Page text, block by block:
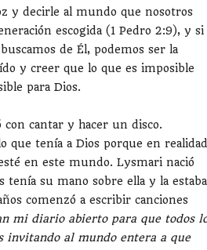
y decirle al mundo que nosotros
escogida (1 Pedro 2:9), y si
de Él, podemos ser la
y creer que lo que es imposible
para Dios.
cantar y hacer un disco.
que tenía a Dios porque en realidad
en este mundo. Lysmari nació
tenía su mano sobre ella y la estaba
comenzó a escribir canciones
mi diario abierto para que todos
invitando al mundo entera a que